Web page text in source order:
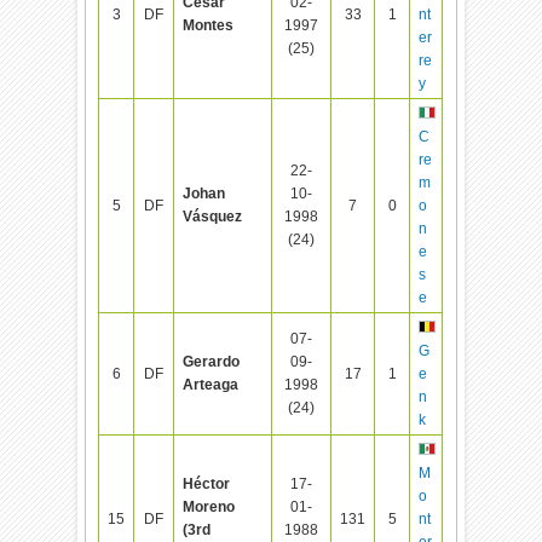
3 DF
Montes
1997
(25)
33 1
nt
er
re
y
5 DF
Johan
Vásquez
22-
10-
1998
(24)
7 0
C
re
m
o
n
e
s
e
6 DF
Gerardo
Arteaga
07-
09-
1998
(24)
17 1
G
e
n
k
15 DF
Héctor
Moreno
(3rd
17-
01-
1988
131 5
M
o
nt